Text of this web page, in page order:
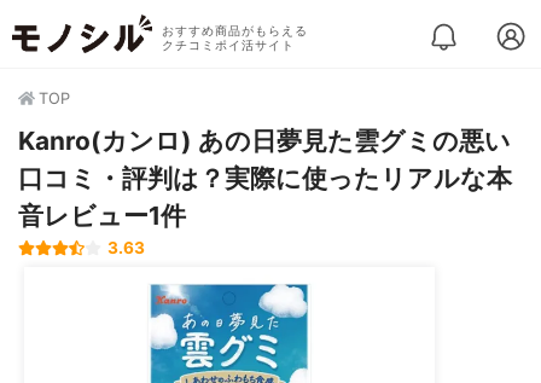
おすすめ商品がもらえる
クチコミポイ活サイト
TOP
Kanro(カンロ) あの日夢見た雲グミの悪い
口コミ・評判は？実際に使ったリアルな本
音レビュー1件
3.63